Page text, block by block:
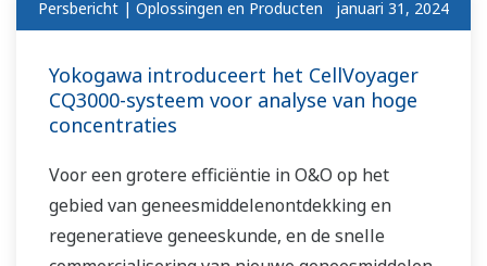
Persbericht | Oplossingen en Producten januari 31, 2024
Yokogawa introduceert het CellVoyager
CQ3000-systeem voor analyse van hoge
concentraties
Voor een grotere efficiëntie in O&O op het
gebied van geneesmiddelenontdekking en
regeneratieve geneeskunde, en de snelle